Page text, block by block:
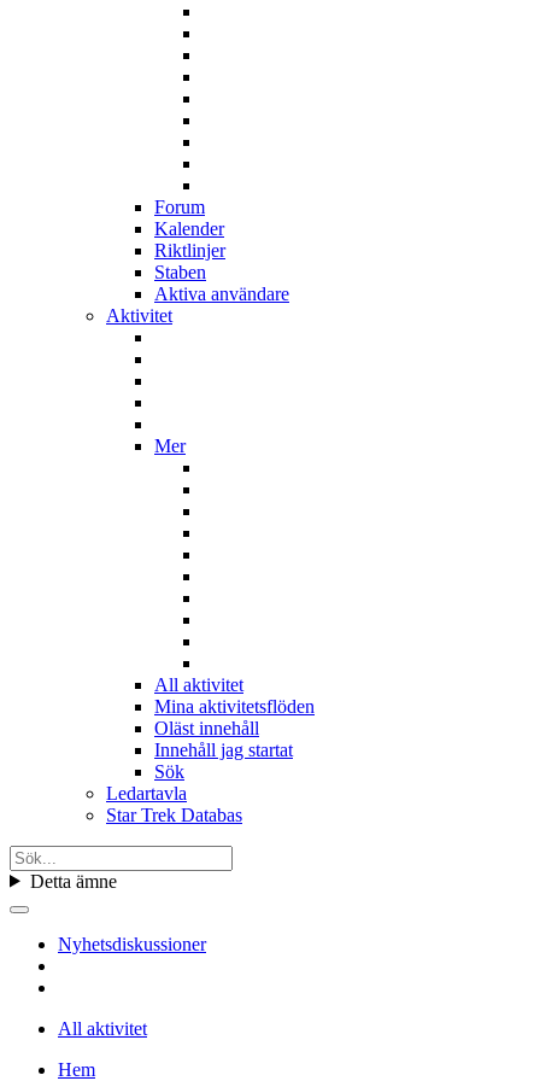
Forum
Kalender
Riktlinjer
Staben
Aktiva användare
Aktivitet
Mer
All aktivitet
Mina aktivitetsflöden
Oläst innehåll
Innehåll jag startat
Sök
Ledartavla
Star Trek Databas
Detta ämne
Nyhetsdiskussioner
All aktivitet
Hem